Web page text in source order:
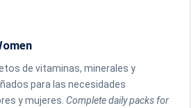
de vitaminas, minerales y
para las necesidades
y mujeres. Complete daily packs for